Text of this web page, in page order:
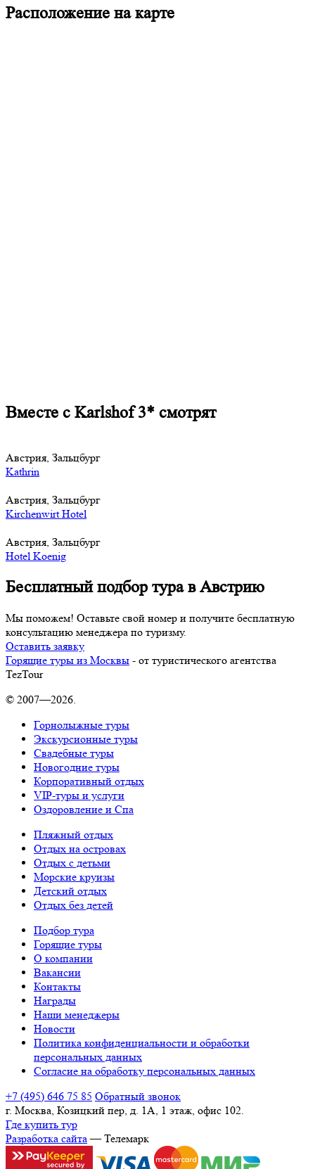
Расположение на карте
Вместе с Karlshof 3* смотрят
Австрия, Зальцбург
Kathrin
Австрия, Зальцбург
Kirchenwirt Hotel
Австрия, Зальцбург
Hotel Koenig
Бесплатный подбор тура в Австрию
Мы поможем! Оставьте свой номер и получите бесплатную
консультацию менеджера по туризму.
Оставить заявку
Горящие туры из Москвы - от туристического агентства
TezTour
© 2007—2026.
Горнолыжные туры
Экскурсионные туры
Свадебные туры
Новогодние туры
Корпоративный отдых
VIP-туры и услуги
Оздоровление и Спа
Пляжный отдых
Отдых на островах
Отдых с детьми
Морские круизы
Детский отдых
Отдых без детей
Подбор тура
Горящие туры
О компании
Вакансии
Контакты
Награды
Наши менеджеры
Новости
Политика конфиденциальности и обработки
персональных данных
Согласие на обработку персональных данных
+7 (495) 646 75 85 Обратный звонок
г. Москва, Козицкий пер, д. 1А, 1 этаж, офис 102.
Где купить тур
Разработка сайта— Телемарк